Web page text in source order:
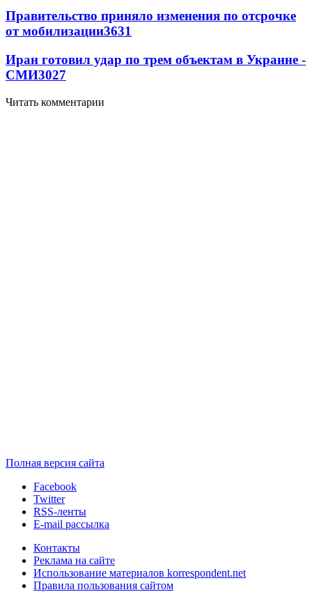
Правительство приняло изменения по отсрочке
от мобилизации3631
Иран готовил удар по трем объектам в Украине -
СМИ3027
Читать комментарии
Полная версия сайта
Facebook
Twitter
RSS-ленты
E-mail рассылка
Контакты
Реклама на сайте
Использование материалов korrespondent.net
Правила пользования сайтом